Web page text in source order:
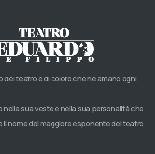
del teatro e di coloro che ne amano ogni
nella sua veste e nella sua personalità che
il nome del maggiore esponente del teatro